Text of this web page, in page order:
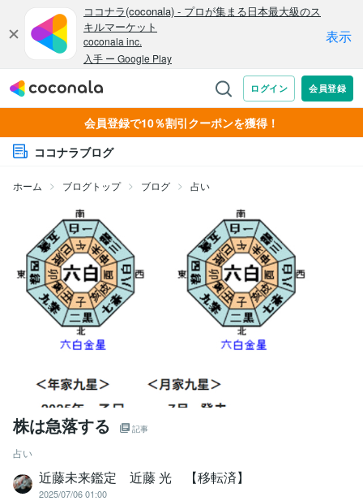
会員登録で10％割引クーポンを獲得！
ココナラブログ
ホーム ブログトップ ブログ 占い
株は急落する 記事
占い
近藤未来鑑定 近藤 光 【移転済】
2025/07/06 01:00